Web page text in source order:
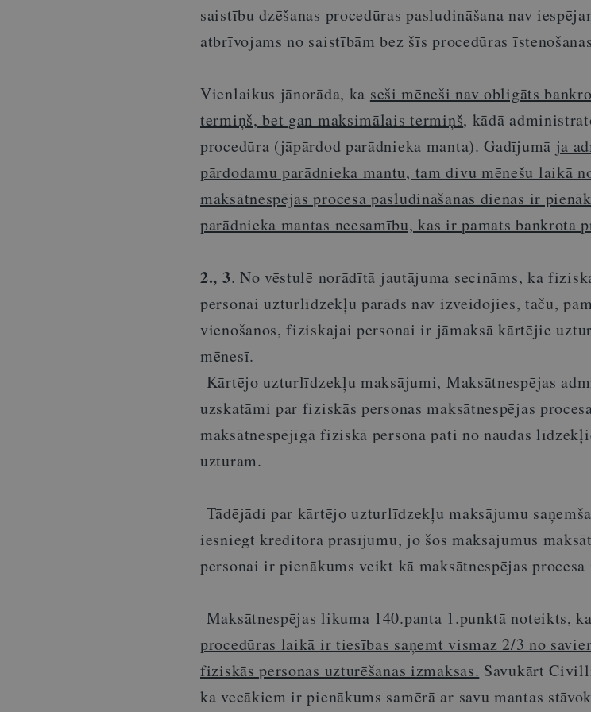
saistību dzēšanas procedūras pasludināšana nav
atbrīvojams no saistībām bez šīs procedūras
Vienlaikus jānorāda, ka seši mēneši nav obligāts
termiņš, bet gan maksimālais termiņš, kādā
procedūra (jāpārdod parādnieka manta). Gadījumā ja
pārdodamu parādnieka mantu, tam divu mēnešu laikā
maksātnespējas procesa pasludināšanas dienas ir
parādnieka mantas neesamību, kas ir pamats bankrota
2., 3. No vēstulē norādītā jautājuma secināms, ka
personai uzturlīdzekļu parāds nav izveidojies, taču,
vienošanos, fiziskajai personai ir jāmaksā kārtējie
mēnesī.
Kārtējo uzturlīdzekļu maksājumi, Maksātnespējas
uzskatāmi par fiziskās personas maksātnespējas
maksātnespējīgā fiziskā persona pati no naudas
uzturam.
Tādējādi par kārtējo uzturlīdzekļu maksājumu
iesniegt kreditora prasījumu, jo šos maksājumus
personai ir pienākums veikt kā maksātnespējas procesa
Maksātnespējas likuma 140.panta 1.punktā noteikts, ka
procedūras laikā ir tiesības saņemt vismaz 2/3 no
fiziskās personas uzturēšanas izmaksas. Savukārt
ka vecākiem ir pienākums samērā ar savu mantas